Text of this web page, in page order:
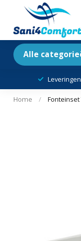
Alle
Leveringen
Home /